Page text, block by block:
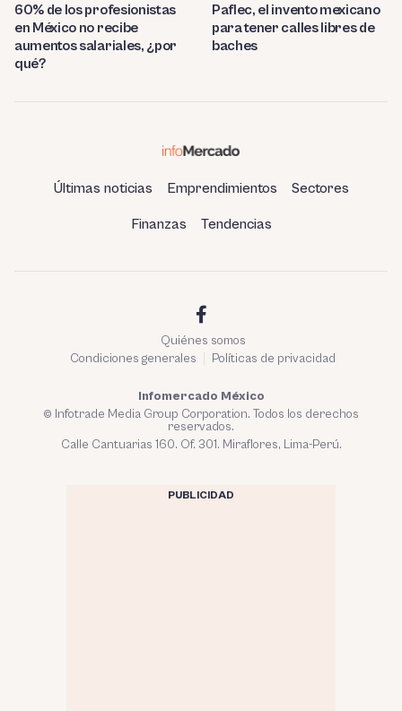
60% de los profesionistas
en México no recibe
aumentos salariales, ¿por
qué?
Paflec, el invento mexicano
para tener calles libres de
baches
Últimas noticias Emprendimientos Sectores
Finanzas Tendencias
Quiénes somos
Condiciones generales
Políticas de privacidad
Infomercado México
© Infotrade Media Group Corporation. Todos los derechos
reservados.
Calle Cantuarias 160. Of. 301. Miraflores, Lima-Perú.
PUBLICIDAD